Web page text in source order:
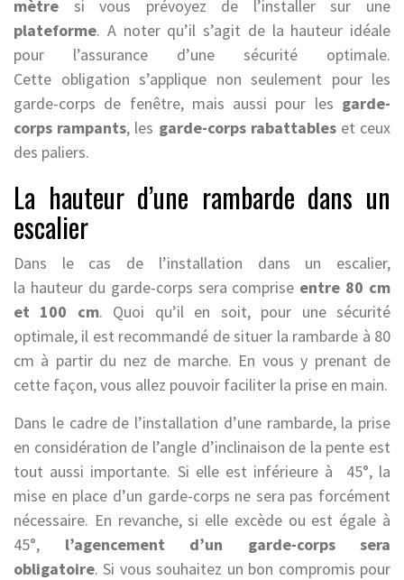
mètre si vous prévoyez de l’installer sur une
plateforme. A noter qu’il s’agit de la hauteur idéale
pour l’assurance d’une sécurité optimale.
Cette obligation s’applique non seulement pour les
garde-corps de fenêtre, mais aussi pour les garde-
corps rampants, les garde-corps rabattableset ceux
des paliers.
La hauteur d’une rambarde dans un
escalier
Dans le cas de l’installation dans un escalier,
la hauteur du garde-corps sera comprise entre 80 cm
et 100 cm. Quoi qu’il en soit, pour une sécurité
optimale, il est recommandé de situer la rambarde à 80
cm à partir du nez de marche. En vous y prenant de
cette façon, vous allez pouvoir faciliter la prise en main.
Dans le cadre de l’installation d’une rambarde, la prise
en considération de l’angle d’inclinaison de la pente est
tout aussi importante. Si elle est inférieure à 45°, la
mise en place d’un garde-corps ne sera pas forcément
nécessaire. En revanche, si elle excède ou est égale à
45°, l’agencement d’un garde-corps sera
obligatoire. Si vous souhaitez un bon compromis pour